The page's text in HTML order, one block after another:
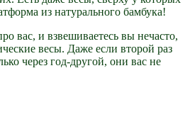
из натурального бамбука!
вас, и взвешиваетесь вы нечасто,
весы. Даже если второй раз
через год-другой, они вас не